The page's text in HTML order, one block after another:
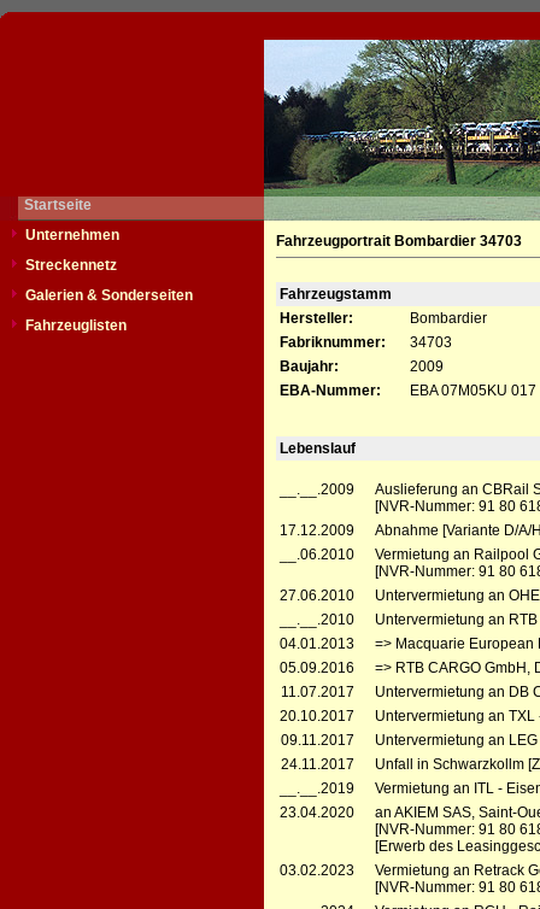
Startseite
Unternehmen
Streckennetz
Galerien & Sonderseiten
Fahrzeuglisten
Fahrzeugportrait Bombardier 34703
Fahrzeugstamm
Hersteller:
Bombardier
Fabriknummer:
34703
Baujahr:
2009
EBA-Nummer:
EBA 07M05KU 017
Lebenslauf
__.__.2009
Auslieferung an CBRail
[NVR-Nummer: 91 80
17.12.2009
Abnahme [Variante D/A/
__.06.2010
Vermietung an Railpool
[NVR-Nummer: 91 80
27.06.2010
Untervermietung an
__.__.2010
Untervermietung an
04.01.2013
=> Macquarie European
05.09.2016
=> RTB CARGO GmbH,
11.07.2017
Untervermietung an DB
20.10.2017
Untervermietung an
09.11.2017
Untervermietung an
24.11.2017
Unfall in Schwarzkollm
__.__.2019
Vermietung an ITL -
23.04.2020
an AKIEM SAS, Saint-
[NVR-Nummer: 91 80
[Erwerb des
03.02.2023
Vermietung an Retrack
[NVR-Nummer: 91 80